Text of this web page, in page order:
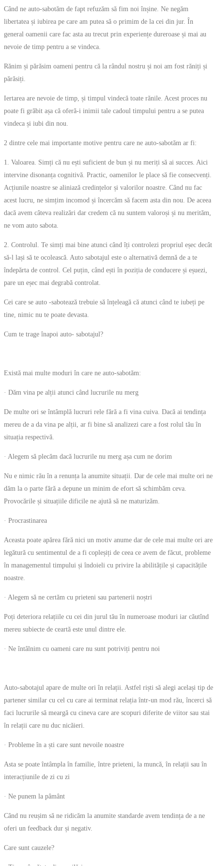
Când ne auto-sabotăm de fapt refuzăm să fim noi înșine. Ne negăm
libertatea și iubirea pe care am putea să o primim de la cei din jur. În
general oamenii care fac asta au trecut prin experiențe dureroase și mai au
nevoie de timp pentru a se vindeca.
Rănim și părăsim oameni pentru că la rândul nostru și noi am fost răniți și
părăsiți.
Iertarea are nevoie de timp, și timpul vindecă toate rănile. Acest proces nu
poate fi grăbit așa că oferă-i inimii tale cadoul timpului pentru a se putea
vindeca și iubi din nou.
2 dintre cele mai importante motive pentru care ne auto-sabotăm ar fi:
1. Valoarea. Simți că nu ești suficient de bun și nu meriți să ai succes. Aici
intervine disonanța cognitivă. Practic, oamenilor le place să fie consecvenți.
Acțiunile noastre se aliniază credințelor și valorilor noastre. Când nu fac
acest lucru, ne simțim incomod și încercăm să facem asta din nou. De aceea
dacă avem câteva realizări dar credem că nu suntem valoroși și nu merităm,
ne vom auto sabota.
2. Controlul. Te simți mai bine atunci când îți controlezi propriul eșec decât
să-l lași să te ocolească. Auto sabotajul este o alternativă demnă de a te
îndepărta de control. Cel puțin, când ești în poziția de conducere și eșuezi,
pare un eșec mai degrabă controlat.
Cei care se auto -sabotează trebuie să înțeleagă că atunci când te iubeți pe
tine, nimic nu te poate devasta.
Cum te trage înapoi auto- sabotajul?
Există mai multe moduri în care ne auto-sabotăm:
· Dăm vina pe alții atunci când lucrurile nu merg
De multe ori se întâmplă lucruri rele fără a fi vina cuiva. Dacă ai tendința
mereu de a da vina pe alții, ar fi bine să analizezi care a fost rolul tău în
situația respectivă.
· Alegem să plecăm dacă lucrurile nu merg așa cum ne dorim
Nu e nimic rău în a renunța la anumite situații. Dar de cele mai multe ori ne
dăm la o parte fără a depune un minim de efort să schimbăm ceva.
Provocările și situațiile dificile ne ajută să ne maturizăm.
· Procrastinarea
Aceasta poate apărea fără nici un motiv anume dar de cele mai multe ori are
legătură cu sentimentul de a fi copleșiți de ceea ce avem de făcut, probleme
în managementul timpului și îndoieli cu privire la abilitățile și capacitățile
noastre.
· Alegem să ne certăm cu prieteni sau partenerii noștri
Poți deteriora relațiile cu cei din jurul tău în numeroase moduri iar căutînd
mereu subiecte de ceartă este unul dintre ele.
· Ne întâlnim cu oameni care nu sunt potriviți pentru noi
Auto-sabotajul apare de multe ori în relații. Astfel riști să alegi același tip de
partener similar cu cel cu care ai terminat relația într-un mod rău, încerci să
faci lucrurile să meargă cu cineva care are scopuri diferite de viitor sau stai
în relații care nu duc nicăieri.
· Probleme în a ști care sunt nevoile noastre
Asta se poate întâmpla în familie, între prieteni, la muncă, în relații sau în
interacțiunile de zi cu zi
· Ne punem la pâmânt
Când nu reușim să ne ridicăm la anumite standarde avem tendința de a ne
oferi un feedback dur și negativ.
Care sunt cauzele?